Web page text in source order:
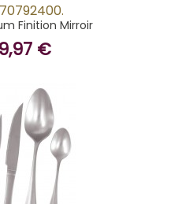
Finition Mirroir
€